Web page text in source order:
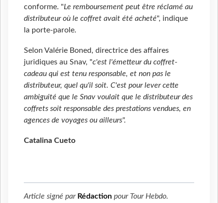
conforme. "Le remboursement peut être réclamé au
distributeur où le coffret avait été acheté", indique
la porte-parole.
Selon Valérie Boned, directrice des affaires
juridiques au Snav, "c'est l'émetteur du coffret-
cadeau qui est tenu responsable, et non pas le
distributeur, quel qu'il soit. C'est pour lever cette
ambiguité que le Snav voulait que le distributeur des
coffrets soit responsable des prestations vendues, en
agences de voyages ou ailleurs".
Catalina Cueto
Article signé par Rédaction pour Tour Hebdo.